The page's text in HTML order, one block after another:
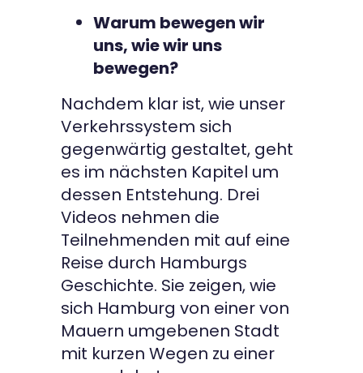
Warum bewegen wir
uns, wie wir uns
bewegen?
Nachdem klar ist, wie unser
Verkehrssystem sich
gegenwärtig gestaltet, geht
es im nächsten Kapitel um
dessen Entstehung. Drei
Videos nehmen die
Teilnehmenden mit auf eine
Reise durch Hamburgs
Geschichte. Sie zeigen, wie
sich Hamburg von einer von
Mauern umgebenen Stadt
mit kurzen Wegen zu einer